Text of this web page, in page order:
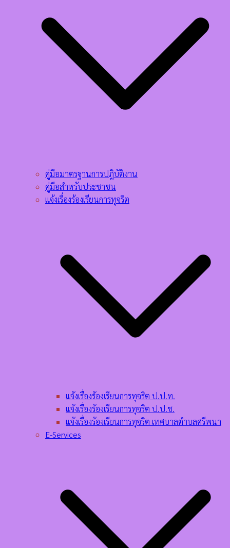
คู่มือมาตรฐานการปฎิบัติงาน
คู่มือสำหรับประชาชน
แจ้งเรื่องร้องเรียนการทุจริต
แจ้งเรื่องร้องเรียนการทุจริต ป.ป.ท.
แจ้งเรื่องร้องเรียนการทุจริต ป.ป.ช.
แจ้งเรื่องร้องเรียนการทุจริต เทศบาลตำบลศรีพนา
E-Services